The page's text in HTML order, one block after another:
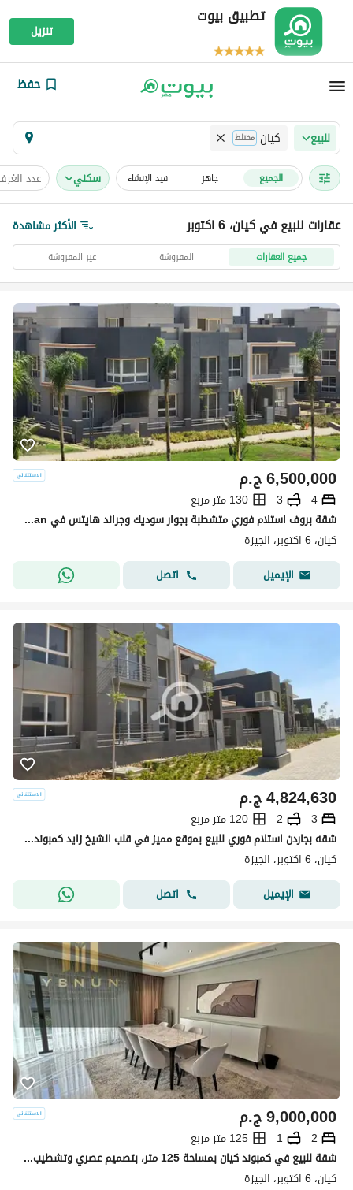
تطبيق بيوت
تنزيل
حفظ
للبيع كيان مختلط
الجميع جاهز قيد الإنشاء سكني عدد
عقارات للبيع في كيان، 6 اكتوبر الأكثر مشاهدة
جميع العقارات المفروشة غير المفروشة
ج.م6,500,000
4
3
130 متر مربع
شقة بروف استلام فوري متشطبة بجوار سوديك وجراند هايتس في Kayan
كيان، 6 اكتوبر، الجيزة
الإيميل
اتصل
ج.م4,824,630
3
2
120 متر مربع
شقه بجاردن استلام فوري للبيع بموقع مميز في قلب الشيخ زايد كمبوند كيان تشطيب كامل جاهز للمعاينه
كيان، 6 اكتوبر، الجيزة
الإيميل
اتصل
ج.م9,000,000
2
1
125 متر مربع
شقة للبيع في كمبوند كيان بمساحة 125 متر، بتصميم عصري وتشطيب مميز، في موقع استراتيجي بمدينة 6 أكتوبر بالقرب من طريق دهشور ومحور 26
كيان، 6 اكتوبر، الجيزة